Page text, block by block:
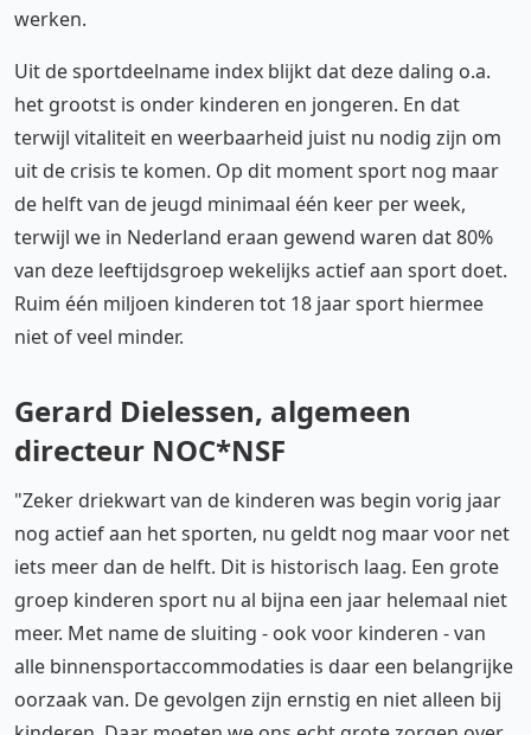
werken.
Uit de sportdeelname index blijkt dat deze daling o.a.
het grootst is onder kinderen en jongeren. En dat
terwijl vitaliteit en weerbaarheid juist nu nodig zijn om
uit de crisis te komen. Op dit moment sport nog maar
de helft van de jeugd minimaal één keer per week,
terwijl we in Nederland eraan gewend waren dat 80%
van deze leeftijdsgroep wekelijks actief aan sport doet.
Ruim één miljoen kinderen tot 18 jaar sport hiermee
niet of veel minder.
Gerard Dielessen, algemeen
directeur NOC*NSF
"Zeker driekwart van de kinderen was begin vorig jaar
nog actief aan het sporten, nu geldt nog maar voor net
iets meer dan de helft. Dit is historisch laag. Een grote
groep kinderen sport nu al bijna een jaar helemaal niet
meer. Met name de sluiting - ook voor kinderen - van
alle binnensportaccommodaties is daar een belangrijke
oorzaak van. De gevolgen zijn ernstig en niet alleen bij